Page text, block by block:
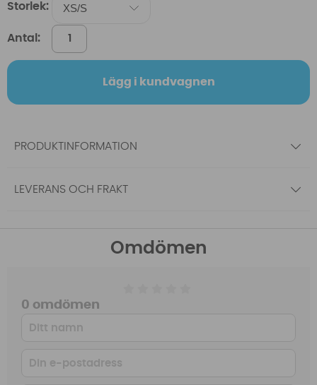
Storlek:
Antal:
Lägg i kundvagnen
PRODUKTINFORMATION
LEVERANS OCH FRAKT
Omdömen
0 omdömen